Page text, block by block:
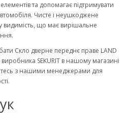
та допомагає підтримувати
Чисте і неушкоджене
видимість, що має вирішальне
Скло дверне переднє праве LAND
виробника SEKURIT в нашому магазині
з нашими менеджерами для